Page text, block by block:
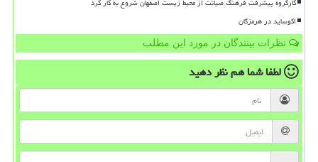
کارگروه پیشرفت فرهنگ صیانت از محیط زیست اصفهان شروع به کار کرد
اکوساید در هرمزگان
نظرات بینندگان در مورد این مطلب
لطفا شما همنظر دهید